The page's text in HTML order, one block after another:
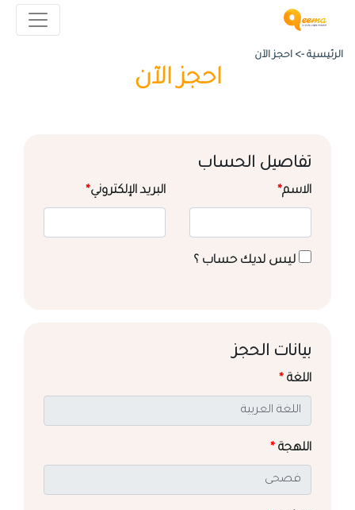
الرئيسية -> احجز الآن
احجز الآن
تفاصيل الحساب
الاسم* البريد الإلكتروني*
ليس لديك حساب ؟
بيانات الحجز
اللغة *
اللهجة *